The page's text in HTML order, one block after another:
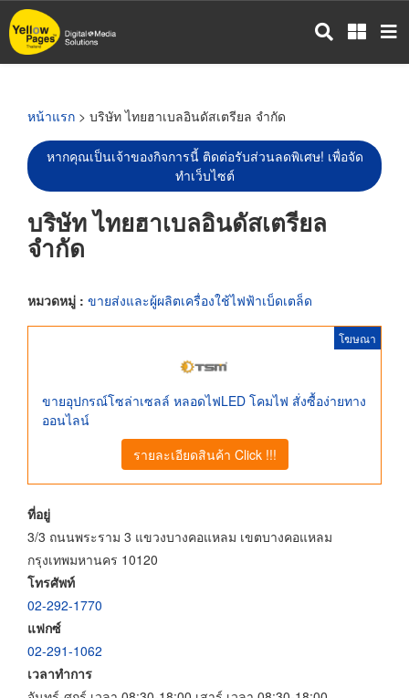
ข้าม
ไป
หน้าแรก > บริษัท ไทยฮาเบลอินดัสเตรียล จำกัด
หากคุณเป็นเจ้าของกิจการนี้ ติดต่อรับส่วนลดพิเศษ! เพื่อจัด
ทำเว็บไซต์
บริษัท ไทยฮาเบลอินดัสเตรียล
จำกัด
หมวดหมู่ : ขายส่งและผู้ผลิตเครื่องใช้ไฟฟ้าเบ็ดเตล็ด
โฆษณา
ขายอุปกรณ์โซล่าเซลล์ หลอดไฟLED โคมไฟ สั่งซื้อง่ายทาง
ออนไลน์
รายละเอียดสินค้า Click !!!
ที่อยู่
3/3 ถนนพระราม 3 แขวงบางคอแหลม เขตบางคอแหลม
กรุงเทพมหานคร 10120
โทรศัพท์
02-292-1770
แฟกซ์
02-291-1062
เวลาทำการ